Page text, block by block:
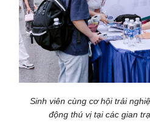
Sinh viên cùng cơ hội trải
động thú vị tại các gian